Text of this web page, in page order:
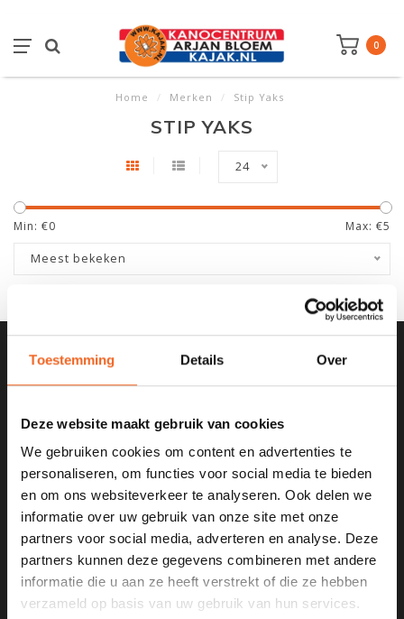
Toestemming Details Over
Deze website maakt gebruik van cookies
We gebruiken cookies om content en advertenties te
personaliseren, om functies voor social media te bieden
en om ons websiteverkeer te analyseren. Ook delen we
informatie over uw gebruik van onze site met onze
partners voor social media, adverteren en analyse. Deze
partners kunnen deze gegevens combineren met andere
informatie die u aan ze heeft verstrekt of die ze hebben
verzameld op basis van uw gebruik van hun services.
0
Home / Merken / Stip Yaks
STIP YAKS
24
Min: €0 Max: €5
Meest bekeken
SCHRIJF JE IN VOOR ONZE
KANOCENTRUM ARJAN BLOEM
Poelweg 1B
1531MD
Wormer